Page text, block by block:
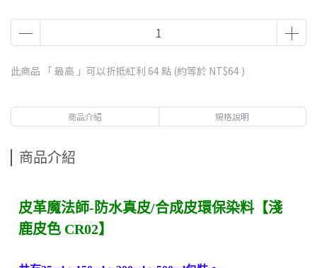
此商品 「 最高 」可以折抵紅利 64點 (約等於 NT$64 )
商品介紹 規格說明
商品介紹
皮革魔法師-防水真皮/合成皮環保染料【淺
鹿皮色 CR02】